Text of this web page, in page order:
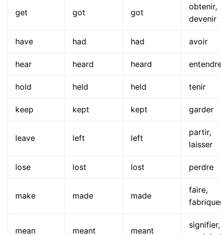
get got got
obtenir,
devenir
have had had avoir
hear heard heard
hold held held tenir
keep kept kept garder
leave left left
partir,
laisser
lose lost lost perdre
make made made
faire,
mean meant meant
signifier,